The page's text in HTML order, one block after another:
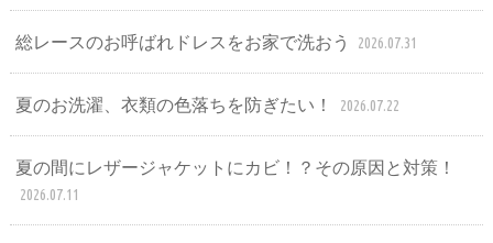
総レースのお呼ばれドレスをお家で洗おう 2026.07.31
夏のお洗濯、衣類の色落ちを防ぎたい！ 2026.07.22
夏の間にレザージャケットにカビ！？その原因と対策！
2026.07.11